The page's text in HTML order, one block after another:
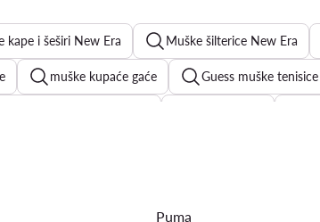
kape i šeširi New Era Muške šilterice New Era
muške kupaće gaće Guess muške tenisice
Puma